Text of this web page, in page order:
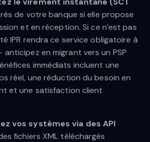
de votre banque si elle propose
et en réception. Si ce n’est pas
IPR rendra ce service obligatoire à
en migrant vers un PSP
immédiats incluent une
réel, une réduction du besoin en
et une satisfaction client
vos systèmes via des API
fichiers XML téléchargés